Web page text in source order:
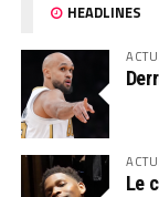
HEADLINES
Le